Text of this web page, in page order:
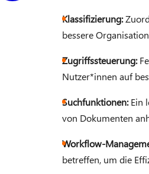
Klassifizierung:
bessere
Zugriffssteuerung:
Nutzer*innen auf
Suchfunktionen:Ein
von Dokumenten
Workflow-
betreffen, um die